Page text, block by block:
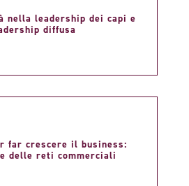
nella leadership dei capi e
diffusa
far crescere il business:
delle reti commerciali